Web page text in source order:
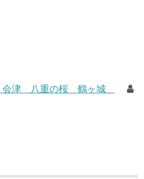
津 八重の桜 鶴ヶ城